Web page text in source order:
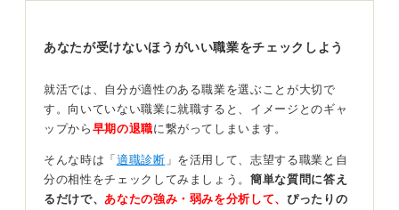
理系やIT、金融、コンサルティングなどの専門職では、
特に海外では、大学院での研究・プロジェクト経験が、
職務経験として扱われる点が大きな違いです。
企業は理論知識だけでなく、問題解決力や国際的なコミ
ュニケーション力を重視し、高い専門性を持つ人材に見
合う報酬を提示します。
あなたが受けないほうがいい職業をチェックしよう
就活では、自分が適性のある職業を選ぶことが大切で
す。向いていない職業に就職すると、イメージとのギャ
ップから 早期の退職に繋がってしまいます。
そんな時は「 適職診断 」を活用して、志望する職業と自
分の相性をチェックしてみましょう。簡単な質問に答え
るだけで、 あなたの強み・弱みを分析して、 ぴったりの